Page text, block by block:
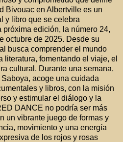
Bivouac en Albertville es un
y libro que se celebra
edición, la número 24,
octubre de 2025. Desde su
busca comprender el mundo
literatura, fomentando el viaje, el
cultural. Durante una semana,
acoge una cuidada
y libros, con la misión
y estimular el diálogo y la
DANCE no podría ser más
un vibrante juego de formas y
movimiento y una energía
de los rojos y rosas